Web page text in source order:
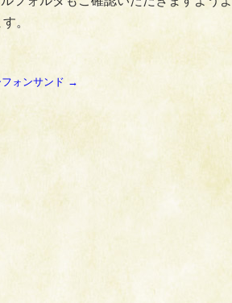
。
ォンサンド →